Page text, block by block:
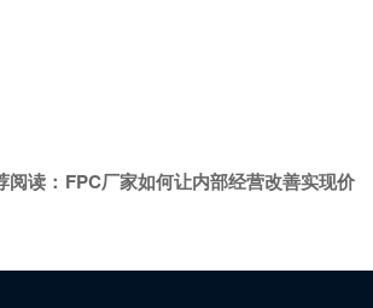
读： FPC厂家如何让内部经营改善实现价